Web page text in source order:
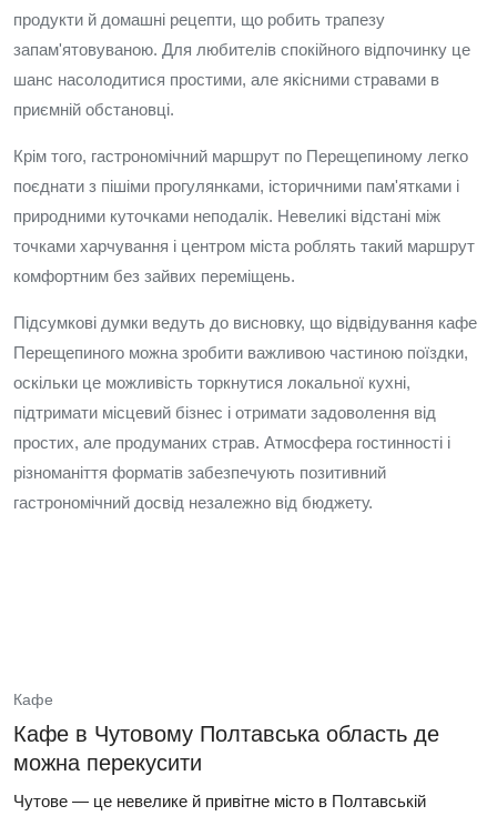
продукти й домашні рецепти, що робить трапезу
запам'ятовуваною. Для любителів спокійного відпочинку це
шанс насолодитися простими, але якісними стравами в
приємній обстановці.
Крім того, гастрономічний маршрут по Перещепиному легко
поєднати з пішіми прогулянками, історичними пам'ятками і
природними куточками неподалік. Невеликі відстані між
точками харчування і центром міста роблять такий маршрут
комфортним без зайвих переміщень.
Підсумкові думки ведуть до висновку, що відвідування кафе
Перещепиного можна зробити важливою частиною поїздки,
оскільки це можливість торкнутися локальної кухні,
підтримати місцевий бізнес і отримати задоволення від
простих, але продуманих страв. Атмосфера гостинності і
різноманіття форматів забезпечують позитивний
гастрономічний досвід незалежно від бюджету.
Кафе
Кафе в Чутовому Полтавська область де
можна перекусити
Чутове — це невелике й привітне місто в Полтавській